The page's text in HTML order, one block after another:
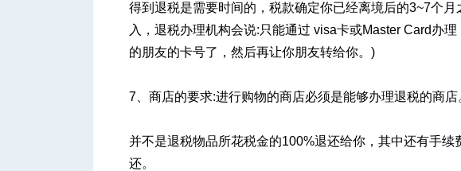
得到退税是需要时间的，税款确定你已经离境后的3~7个
入，退税办理机构会说:只能通过 visa卡或Master Card办
的朋友的卡号了，然后再让你朋友转给你。)
7、商店的要求:进行购物的商店必须是能够办理退税的商店
并不是退税物品所花税金的100%退还给你，其中还有手续
还。